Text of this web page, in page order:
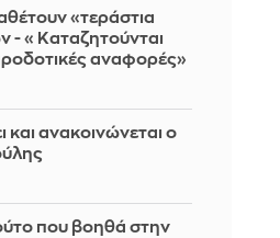
«τεράστια
- «Καταζητούνται
αναφορές»
ανακοινώνεται ο
που βοηθά στην